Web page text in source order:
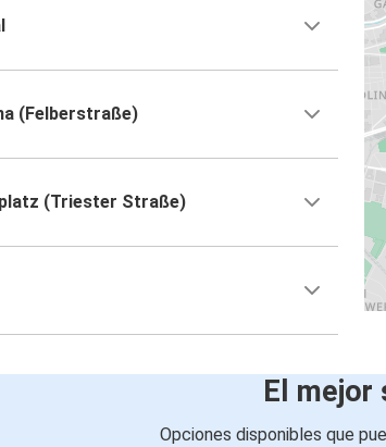
(Felberstraße)
(Triester Straße)
El mejor
Opciones disponibles que